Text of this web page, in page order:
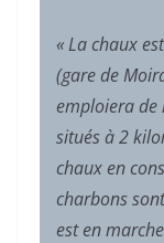
« La chaux
(gare de
emploiera de
situés à 2
chaux en
charbons
est en